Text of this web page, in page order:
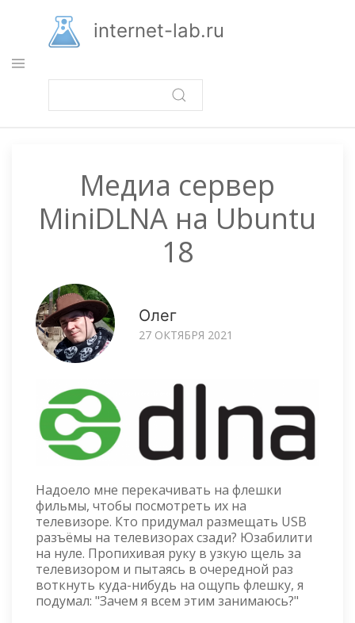
основному
содержанию
internet-lab.ru
Медиа сервер
MiniDLNA на Ubuntu
18
Олег
27 ОКТЯБРЯ 2021
Надоело мне перекачивать на флешки
фильмы, чтобы посмотреть их на
телевизоре. Кто придумал размещать USB
разъёмы на телевизорах сзади? Юзабилити
на нуле. Пропихивая руку в узкую щель за
телевизором и пытаясь в очередной раз
воткнуть куда-нибудь на ощупь флешку, я
подумал: "Зачем я всем этим занимаюсь?"